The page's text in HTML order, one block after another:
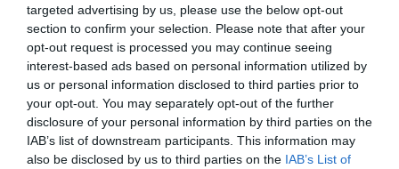
targeted advertising by us, please use the below opt-out
section to confirm your selection. Please note that after your
opt-out request is processed you may continue seeing
interest-based ads based on personal information utilized by
us or personal information disclosed to third parties prior to
your opt-out. You may separately opt-out of the further
disclosure of your personal information by third parties on the
IAB’s list of downstream participants. This information may
also be disclosed by us to third parties on the IAB’s List of
Beatriz Monteiro
25 @ Coach @ Social Media
Manager @ Magazine Editor.
Viciada em banda desenhada,
cinema, música e confesso
jelly beans. A minhabucket list